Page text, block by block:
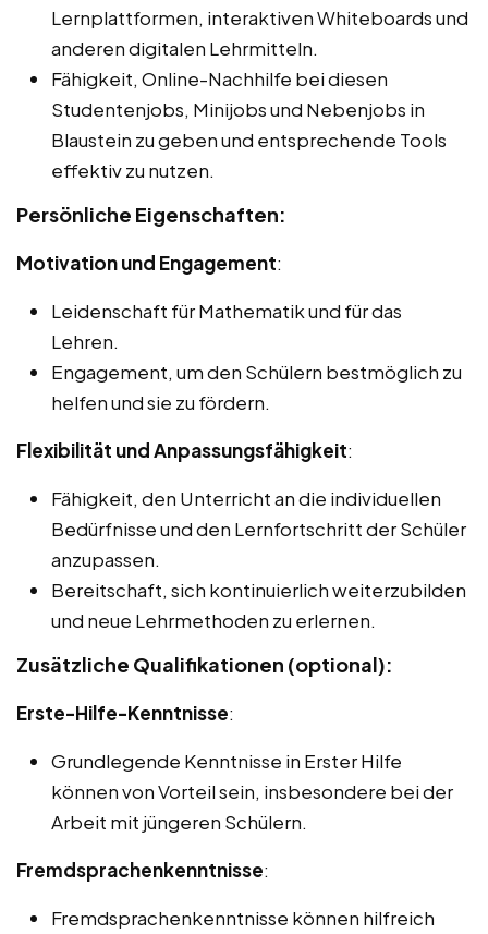
Lernplattformen, interaktiven Whiteboards und
anderen digitalen Lehrmitteln.
Fähigkeit, Online-Nachhilfe bei diesen
Studentenjobs, Minijobs und Nebenjobs in
Blaustein zu geben und entsprechende Tools
effektiv zu nutzen.
Persönliche Eigenschaften:
Motivation und Engagement:
Leidenschaft für Mathematik und für das
Lehren.
Engagement, um den Schülern bestmöglich zu
helfen und sie zu fördern.
Flexibilität und Anpassungsfähigkeit:
Fähigkeit, den Unterricht an die individuellen
Bedürfnisse und den Lernfortschritt der Schüler
anzupassen.
Bereitschaft, sich kontinuierlich weiterzubilden
und neue Lehrmethoden zu erlernen.
Zusätzliche Qualifikationen (optional):
Erste-Hilfe-Kenntnisse:
Grundlegende Kenntnisse in Erster Hilfe
können von Vorteil sein, insbesondere bei der
Arbeit mit jüngeren Schülern.
Fremdsprachenkenntnisse:
Fremdsprachenkenntnisse können hilfreich